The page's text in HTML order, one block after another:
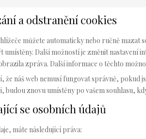
a odstranění cookies
můžete automaticky nebo ručně mazat
umístěny. Další možností je změnit nastavení
zpráva. Další informace o těchto
že náš web nemusí fungovat správně, pokud
budou znovu umístěny po vašem souhlasu,
se osobních údajů
máte následující práva: